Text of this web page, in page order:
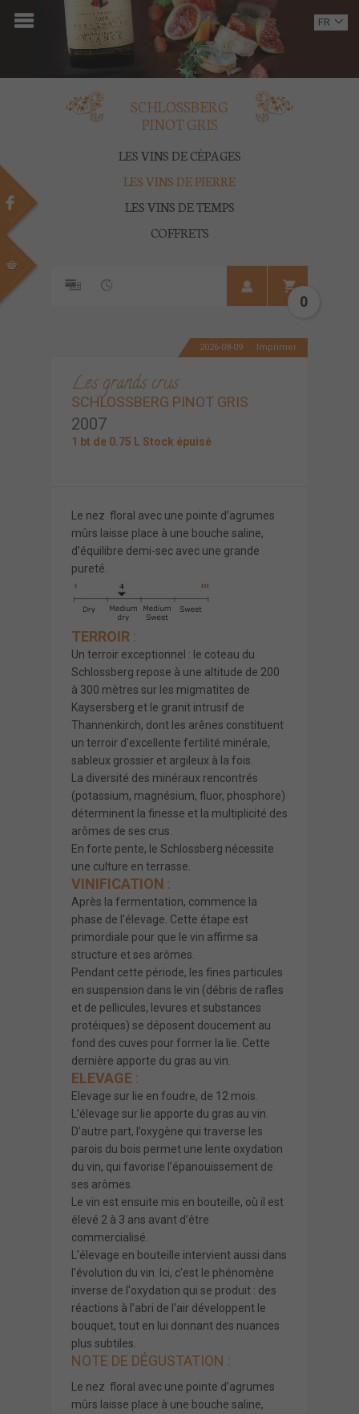
ACCUEIL
DOMAINE
VINS
MULTIMEDIA
CONTACT
FR
SCHLOSSBERG
PINOT GRIS
LES VINS DE CÉPAGES
LES VINS DE PIERRE
LES VINS DE TEMPS
COFFRETS
0
2026-08-09 Imprimer
Les grands crus
SCHLOSSBERG PINOT GRIS
2007
1 bt de 0.75 L Stock épuisé
Le nez floral avec une pointe d’agrumes
mûrs laisse place à une bouche saline,
d’équilibre demi-sec avec une grande
pureté.
TERROIR :
Un terroir exceptionnel : le coteau du
Schlossberg repose à une altitude de 200
à 300 mètres sur les migmatites de
Kaysersberg et le granit intrusif de
Thannenkirch, dont les arênes constituent
un terroir d'excellente fertilité minérale,
sableux grossier et argileux à la fois.
La diversité des minéraux rencontrés
(potassium, magnésium, fluor, phosphore)
déterminent la finesse et la multiplicité des
arômes de ses crus.
En forte pente, le Schlossberg nécessite
une culture en terrasse.
VINIFICATION :
Après la fermentation, commence la
phase de l'élevage. Cette étape est
primordiale pour que le vin affirme sa
structure et ses arômes.
Pendant cette période, les fines particules
en suspension dans le vin (débris de rafles
et de pellicules, levures et substances
protéiques) se déposent doucement au
fond des cuves pour former la lie. Cette
dernière apporte du gras au vin.
ELEVAGE :
Elevage sur lie en foudre, de 12 mois.
L’élevage sur lie apporte du gras au vin.
D’autre part, l’oxygène qui traverse les
parois du bois permet une lente oxydation
du vin, qui favorise l’épanouissement de
ses arômes.
Le vin est ensuite mis en bouteille, où il est
élevé 2 à 3 ans avant d’être
commercialisé.
L'élevage en bouteille intervient aussi dans
l’évolution du vin. Ici, c'est le phénomène
inverse de l'oxydation qui se produit : des
réactions à l’abri de l’air développent le
bouquet, tout en lui donnant des nuances
plus subtiles.
NOTE DE DÉGUSTATION :
Le nez floral avec une pointe d’agrumes
mûrs laisse place à une bouche saline,